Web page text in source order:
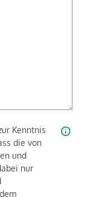
Kenntnis
die von
und
nur